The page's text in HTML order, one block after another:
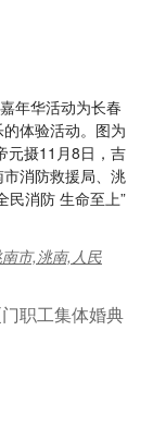
年华活动为长春
体验活动。图为
元摄11月8日，吉
消防救援局、洮
民消防 生命至上”
市,洮南,人民